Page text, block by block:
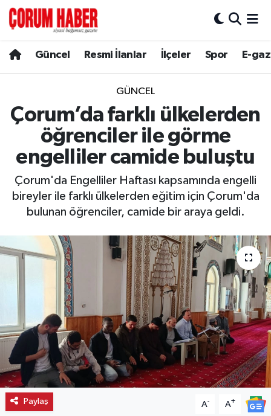
Güncel Resmi İlanlar İlçeler Spor E-
GÜNCEL
Çorum’da farklı ülkelerden
öğrenciler ile görme
engelliler camide buluştu
Çorum'da Engelliler Haftası kapsamında engelli
bireyler ile farklı ülkelerden eğitim için Çorum'da
bulunan öğrenciler, camide bir araya geldi.
Paylaş A- A+
Spor
Resmi İlanlar
Alaca
Bayat
Boğazkale
İskilip
Laçin
Mecitözü
Oğuzlar
Hava Durumu
Çorum Namaz Vakitleri
Trafik Durumu
Süper Lig Puan Durumu ve Fikstür
Tüm Manşetler
Haber Arşivi